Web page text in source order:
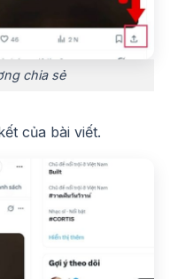
chia sẻ
của bài viết.